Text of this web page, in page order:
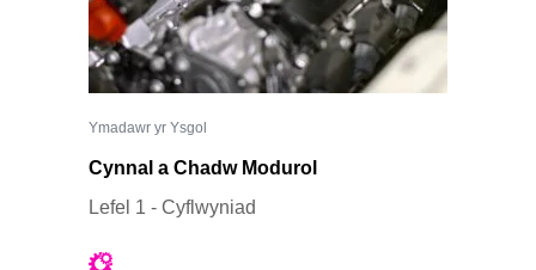
Ymadawr yr Ysgol
Cynnal a Chadw Modurol
Lefel 1 - Cyflwyniad